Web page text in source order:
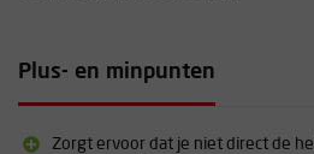
Plus- en minpunten
Zorgt ervoor dat je niet direct de